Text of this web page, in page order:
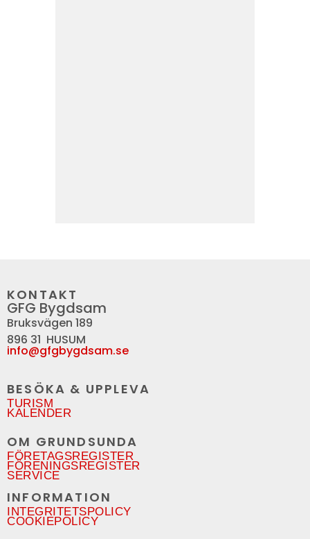
KONTAKT
GFG Bygdsam
Bruksvägen 189
896 31 HUSUM
info@gfgbygdsam.se
BESÖKA & UPPLEVA
TURISM
KALENDER
OM GRUNDSUNDA
FÖRETAGSREGISTER
FÖRENINGSREGISTER
SERVICE
INFORMATION
INTEGRITETSPOLICY
COOKIEPOLICY